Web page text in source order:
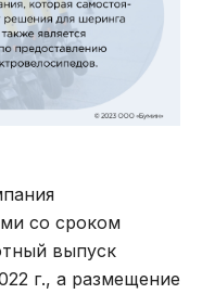
со сроком
выпуск
г., а размещение